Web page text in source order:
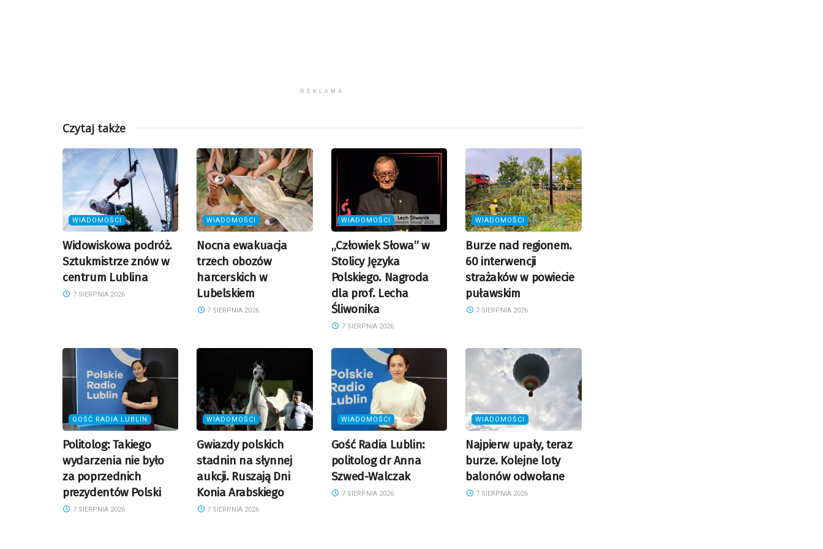
REKLAMA
Czytaj także
WIADOMOŚCI
Widowiskowa podróż.
Sztukmistrze znów w
centrum Lublina
7 SIERPNIA 2026
WIADOMOŚCI
Nocna ewakuacja
trzech obozów
harcerskich w
Lubelskiem
7 SIERPNIA 2026
WIADOMOŚCI
„Człowiek Słowa” w
Stolicy Języka
Polskiego. Nagroda
dla prof. Lecha
Śliwonika
7 SIERPNIA 2026
WIADOMOŚCI
Burze nad regionem.
60 interwencji
strażaków w powiecie
puławskim
7 SIERPNIA 2026
GOŚĆ RADIA LUBLIN
Politolog: Takiego
wydarzenia nie było
za poprzednich
prezydentów Polski
7 SIERPNIA 2026
WIADOMOŚCI
Gwiazdy polskich
stadnin na słynnej
aukcji. Ruszają Dni
Konia Arabskiego
7 SIERPNIA 2026
WIADOMOŚCI
Gość Radia Lublin:
politolog dr Anna
Szwed-Walczak
7 SIERPNIA 2026
WIADOMOŚCI
Najpierw upały, teraz
burze. Kolejne loty
balonów odwołane
7 SIERPNIA 2026